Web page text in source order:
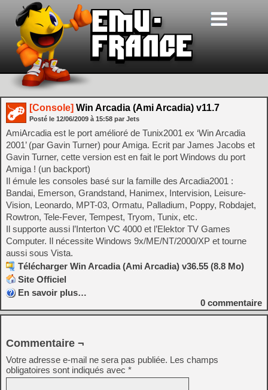
[Console] Win Arcadia (Ami Arcadia) v11.7
Posté le 12/06/2009 à 15:58 par Jets
AmiArcadia est le port amélioré de Tunix2001 ex ‘Win Arcadia
2001’ (par Gavin Turner) pour Amiga. Ecrit par James Jacobs et
Gavin Turner, cette version est en fait le port Windows du port
Amiga ! (un backport)
Il émule les consoles basé sur la famille des Arcadia2001 :
Bandai, Emerson, Grandstand, Hanimex, Intervision, Leisure-
Vision, Leonardo, MPT-03, Ormatu, Palladium, Poppy, Robdajet,
Rowtron, Tele-Fever, Tempest, Tryom, Tunix, etc.
Il supporte aussi l’Interton VC 4000 et l’Elektor TV Games
Computer. Il nécessite Windows 9x/ME/NT/2000/XP et tourne
aussi sous Vista.
Télécharger Win Arcadia (Ami Arcadia) v36.55 (8.8 Mo)
Site Officiel
En savoir plus…
0 commentaire
Commentaire ¬
Votre adresse e-mail ne sera pas publiée. Les champs
obligatoires sont indiqués avec *